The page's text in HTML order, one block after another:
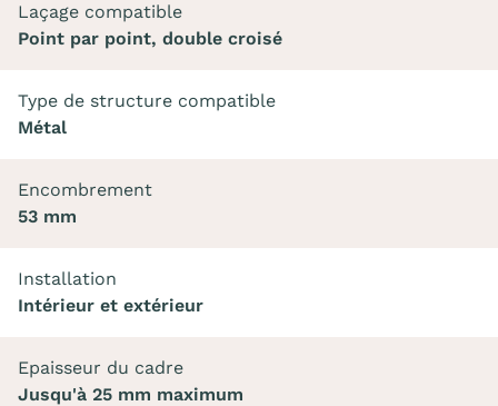
Laçage compatible
Point par point, double croisé
Type de structure compatible
Métal
Encombrement
53 mm
Installation
Intérieur et extérieur
Epaisseur du cadre
Jusqu'à 25 mm maximum